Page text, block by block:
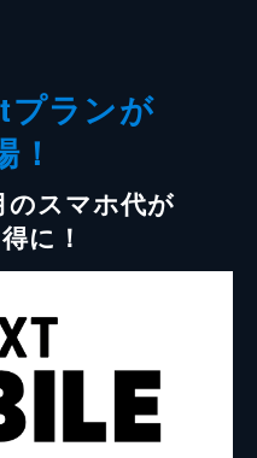
プランが
！
のスマホ代が
に！